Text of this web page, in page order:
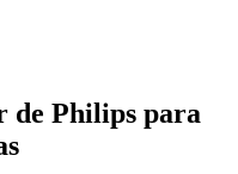
de Philips para